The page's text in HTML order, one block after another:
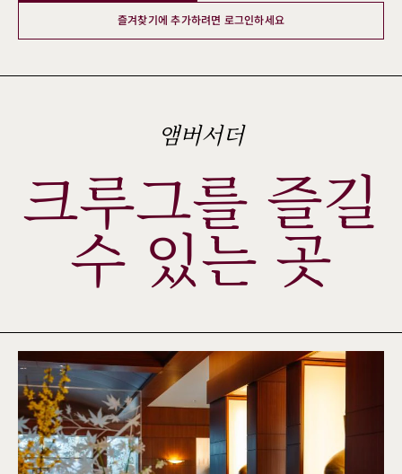
즐겨찾기에 추가하려면 로그인하세요
앰버서더
크루그를 즐길
수 있는 곳